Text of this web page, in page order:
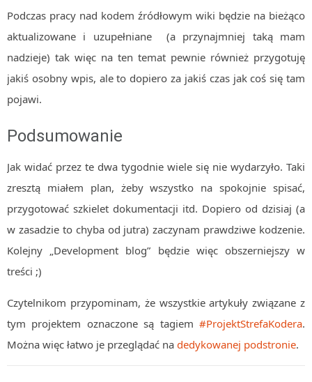
Podczas pracy nad kodem źródłowym wiki będzie na bieżąco
aktualizowane i uzupełniane (a przynajmniej taką mam
nadzieje) tak więc na ten temat pewnie również przygotuję
jakiś osobny wpis, ale to dopiero za jakiś czas jak coś się tam
pojawi.
Podsumowanie
Jak widać przez te dwa tygodnie wiele się nie wydarzyło. Taki
zresztą miałem plan, żeby wszystko na spokojnie spisać,
przygotować szkielet dokumentacji itd. Dopiero od dzisiaj (a
w zasadzie to chyba od jutra) zaczynam prawdziwe kodzenie.
Kolejny „Development blog” będzie więc obszerniejszy w
treści ;)
Czytelnikom przypominam, że wszystkie artykuły związane z
tym projektem oznaczone są tagiem #ProjektStrefaKodera.
Można więc łatwo je przeglądać na dedykowanej podstronie.